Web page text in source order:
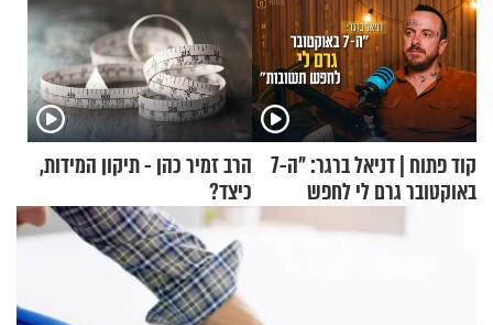
קוד פתוח | דניאל ברגר: "ה-7
באוקטובר גרם לי לחפש
הרב זמיר כהן - תיקון המידות,
כיצד?